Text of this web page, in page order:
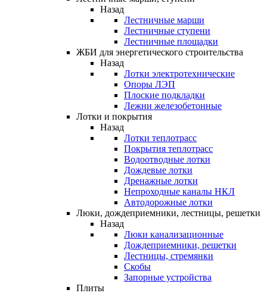
Назад
Лестничные марши
Лестничные ступени
Лестничные площадки
ЖБИ для энергетического строительства
Назад
Лотки электротехнические
Опоры ЛЭП
Плоские подкладки
Лежни железобетонные
Лотки и покрытия
Назад
Лотки теплотрасс
Покрытия теплотрасс
Водоотводные лотки
Дождевые лотки
Дренажные лотки
Непроходные каналы НКЛ
Автодорожные лотки
Люки, дождеприемники, лестницы, решетки
Назад
Люки канализационные
Дождеприемники, решетки
Лестницы, стремянки
Скобы
Запорные устройства
Плиты